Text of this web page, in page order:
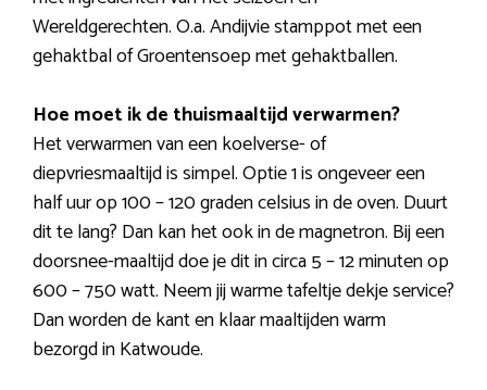
Wereldgerechten. O.a. Andijvie stamppot met een
gehaktbal of Groentensoep met gehaktballen.
Hoe moet ik de thuismaaltijd verwarmen?
Het verwarmen van een koelverse- of
diepvriesmaaltijd is simpel. Optie 1 is ongeveer een
half uur op 100 – 120 graden celsius in de oven. Duurt
dit te lang? Dan kan het ook in de magnetron. Bij een
doorsnee-maaltijd doe je dit in circa 5 – 12 minuten op
600 – 750 watt. Neem jij warme tafeltje dekje service?
Dan worden de kant en klaar maaltijden warm
bezorgd in Katwoude.